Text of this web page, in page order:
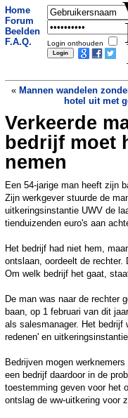
Home
Forum
Beelden
F.A.Q.
Login onthouden
« Mannen wandelen
hotel uit met
Verkeerde
bedrijf moet
nemen
Een 54-jarige man heeft zijn
Zijn werkgever stuurde de
uitkeringsinstantie UWV de
tienduizenden euro's aan
Het bedrijf had niet hem,
ontslaan, oordeelt de
Om welk bedrijf het gaat,
De man was naar de rechter
baan, op 1 februari van dit
als salesmanager. Het bedrijf
redenen' en
Bedrijven mogen
een bedrijf daardoor in de
toestemming geven voor het
ontslag de ww-uitkering voor